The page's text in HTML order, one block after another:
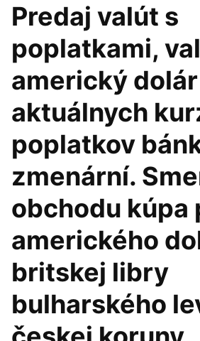
Predaj valút s
poplatkami,
americký
aktuálnych
poplatkov
zmenární.
obchodu kúpa
amerického
britskej libry
bulharského